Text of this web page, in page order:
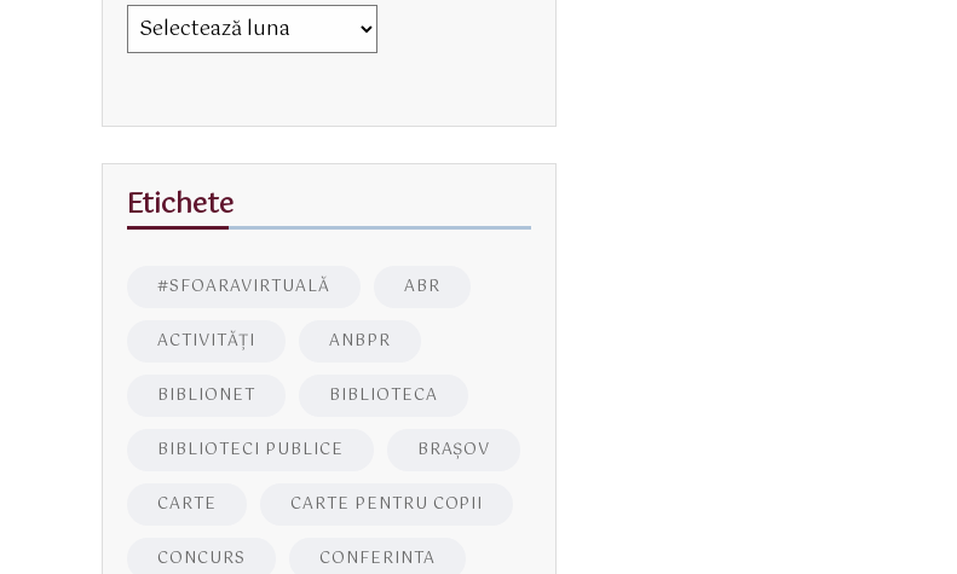
Etichete
#SFOARAVIRTUALĂ ABR
ACTIVITĂŢI ANBPR
BIBLIONET BIBLIOTECA
BIBLIOTECI PUBLICE BRAŞOV
CARTE CARTE PENTRU COPII
CONCURS CONFERINTA